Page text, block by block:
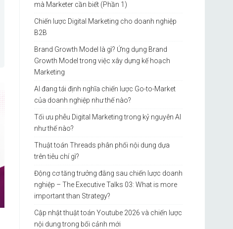
mà Marketer cần biết (Phần 1)
Chiến lược Digital Marketing cho doanh nghiệp
B2B
Brand Growth Model là gì? Ứng dụng Brand
Growth Model trong việc xây dựng kế hoạch
Marketing
AI đang tái định nghĩa chiến lược Go-to-Market
của doanh nghiệp như thế nào?
Tối ưu phễu Digital Marketing trong kỷ nguyên AI
như thế nào?
Thuật toán Threads phân phối nội dung dựa
trên tiêu chí gì?
Động cơ tăng trưởng đằng sau chiến lược doanh
nghiệp – The Executive Talks 03: What is more
important than Strategy?
Cập nhật thuật toán Youtube 2026 và chiến lược
nội dung trong bối cảnh mới